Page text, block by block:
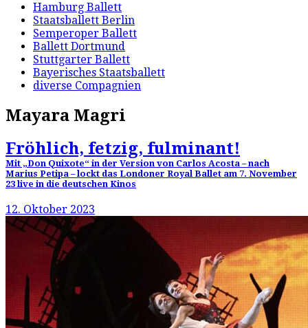
Hamburg Ballett
Staatsballett Berlin
Semperoper Ballett
Ballett Dortmund
Stuttgarter Ballett
Bayerisches Staatsballett
diverse Compagnien
Mayara Magri
Fröhlich, fetzig, fulminant!
Mit „Don Quixote“ in der Version von Carlos Acosta – nach
Marius Petipa – lockt das Londoner Royal Ballet am 7. November
23 live in die deutschen Kinos
12. Oktober 2023